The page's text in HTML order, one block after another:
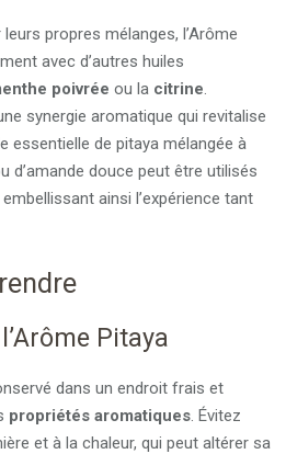
propres mélanges, l’Arôme
avec d’autres huiles
poivrée ou la citrine.
synergie aromatique qui revitalise
essentielle de pitaya mélangée à
d’amande douce peut être utilisés
ainsi l’expérience tant
Pitaya
dans un endroit frais et
propriétés aromatiques. Évitez
et à la chaleur, qui peut altérer sa